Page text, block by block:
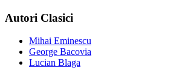
Autori Clasici
Mihai Eminescu
George Bacovia
Lucian Blaga